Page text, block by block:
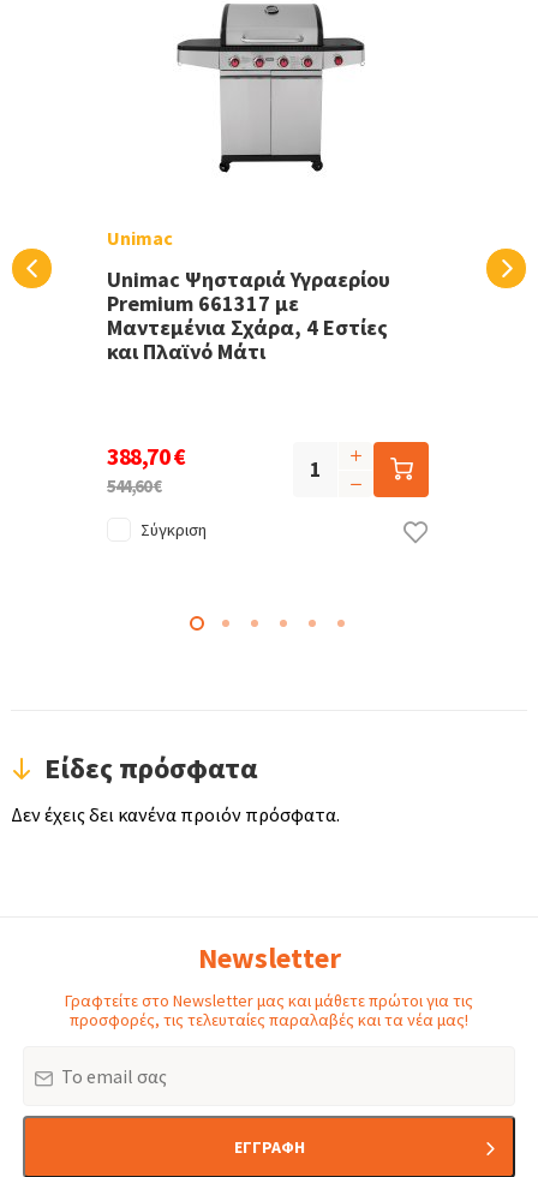
Unimac
Unimac Ψησταριά Υγραερίου
Premium 661317 με
Μαντεμένια Σχάρα, 4 Εστίες
και Πλαϊνό Μάτι
388,70 €
544,60 €
Σύγκριση
Είδες πρόσφατα
Δεν έχεις δει κανένα προιόν πρόσφατα.
Newsletter
Γραφτείτε στο Newsletter μας και μάθετε πρώτοι για τις
προσφορές, τις τελευταίες παραλαβές και τα νέα μας!
ΕΓΓΡΑΦΗ